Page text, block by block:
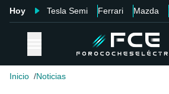
Hoy Tesla Semi Ferrari Mazda
Inicio Noticias